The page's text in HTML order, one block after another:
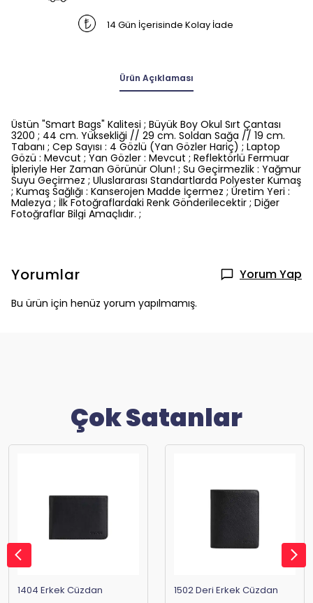
14 Gün İçerisinde Kolay İade
Ürün Açıklaması
Üstün "Smart Bags" Kalitesi ; Büyük Boy Okul Sırt Çantası
3200 ; 44 cm. Yüksekliği // 29 cm. Soldan Sağa // 19 cm.
Tabanı ; Cep Sayısı : 4 Gözlü (Yan Gözler Hariç) ; Laptop
Gözü : Mevcut ; Yan Gözler : Mevcut ; Reflektörlü Fermuar
İpleriyle Her Zaman Görünür Olun! ; Su Geçirmezlik : Yağmur
Suyu Geçirmez ; Uluslararası Standartlarda Polyester Kumaş
; Kumaş Sağlığı : Kanserojen Madde İçermez ; Üretim Yeri :
Malezya ; İlk Fotoğraflardaki Renk Gönderilecektir ; Diğer
Fotoğraflar Bilgi Amaçlıdır. ;
Yorumlar Yorum Yap
Bu ürün için henüz yorum yapılmamış.
Çok Satanlar
1404 Erkek Cüzdan 1502 Deri Erkek Cüzdan